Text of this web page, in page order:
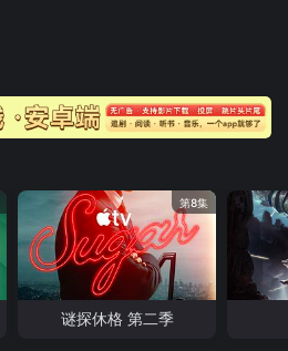
第8集
谜探休格 第二季